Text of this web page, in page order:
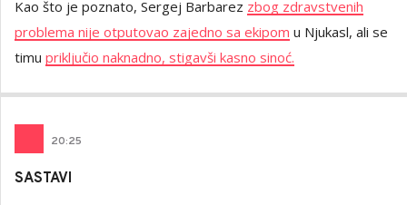
Kao što je poznato, Sergej Barbarez zbog zdravstvenih
problema nije otputovao zajedno sa ekipom u Njukasl, ali se
timu priključio naknadno, stigavši kasno sinoć.
20:25
SASTAVI